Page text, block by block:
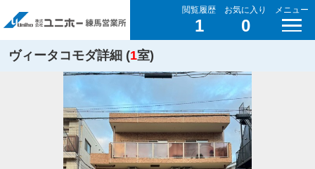
閲覧履歴
1
お気に入り
0
メニュー
ヴィータコモダ詳細 (1室)